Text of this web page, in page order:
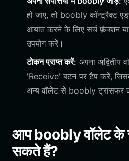
हो जाए, तो boobly कॉन्ट्रैक्ट
आयात करने के लिए सर्च फ़ंक्शन
उपयोग करें।
टोकन प्राप्त करें: अपना अद्वितीय
'Receive' बटन पर टैप करें,
अन्य वॉलेट से boobly ट्रांसफर
आप boobly वॉलेट के
सकते हैं?